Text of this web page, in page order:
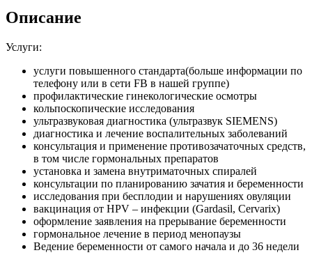
Описание
Услуги:
услуги повышенного стандарта(больше информации по
телефону или в сети FB в нашей группе)
профилактические гинекологические осмотры
кольпоскопические исследования
ультразвуковая диагностика (ультразвук SIEMENS)
диагностика и лечение воспалительных заболеваний
консультация и применение противозачаточных средств,
в том числе гормональных препаратов
установка и замена внутриматочных спиралей
консультации по планированию зачатия и беременности
исследования при бесплодии и нарушениях овуляции
вакцинация от HPV – инфекции (Gardasil, Cervarix)
оформление заявления на прерывание беременности
гормональное лечение в период менопаузы
Ведение беременности от самого начала и до 36 недели